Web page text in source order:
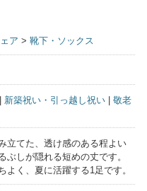
ア > 靴下・ソックス
新築祝い・引っ越し祝い
敬老
立てた、透け感のある程よい
ぶしが隠れる短めの丈です。
よく、夏に活躍する1足です。